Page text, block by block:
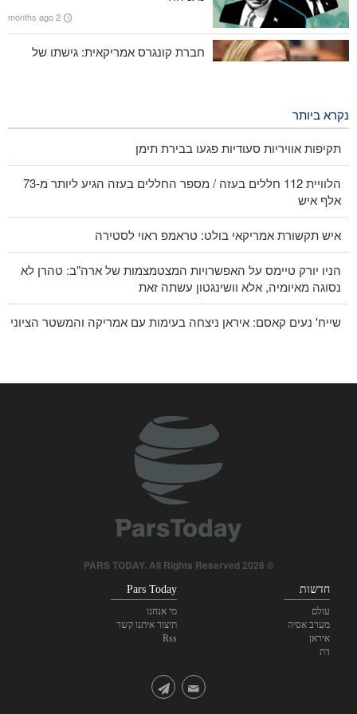
2 months ago
חברת קונגרס אמריקאית: גישתו של
נקרא ביותר
תקיפות אוויריות סעודיות פגעו בבירת תימן
הלוויית 112 חללים בעזה / מספר החללים בעזה הגיע ליותר מ-73
אלף איש
איש תקשורת אמריקאי בולט: טראמפ ראוי לסטירה
הניו יורק טיימס על האפשרויות המצטמצמות של ארה"ב: טהרן לא
נסוגה מאיומיה, אלא וושינגטון עשתה זאת
שייח' נעים קאסם: איראן ניצחה בעימות עם אמריקה והמשטר הציוני
© 2026 PARS TODAY. All Rights Reserved
חדשות
עולם
מערב אסיה
איראן
דת
Pars Today
מי אנחנו
תיצור איתנו קשר
Rss